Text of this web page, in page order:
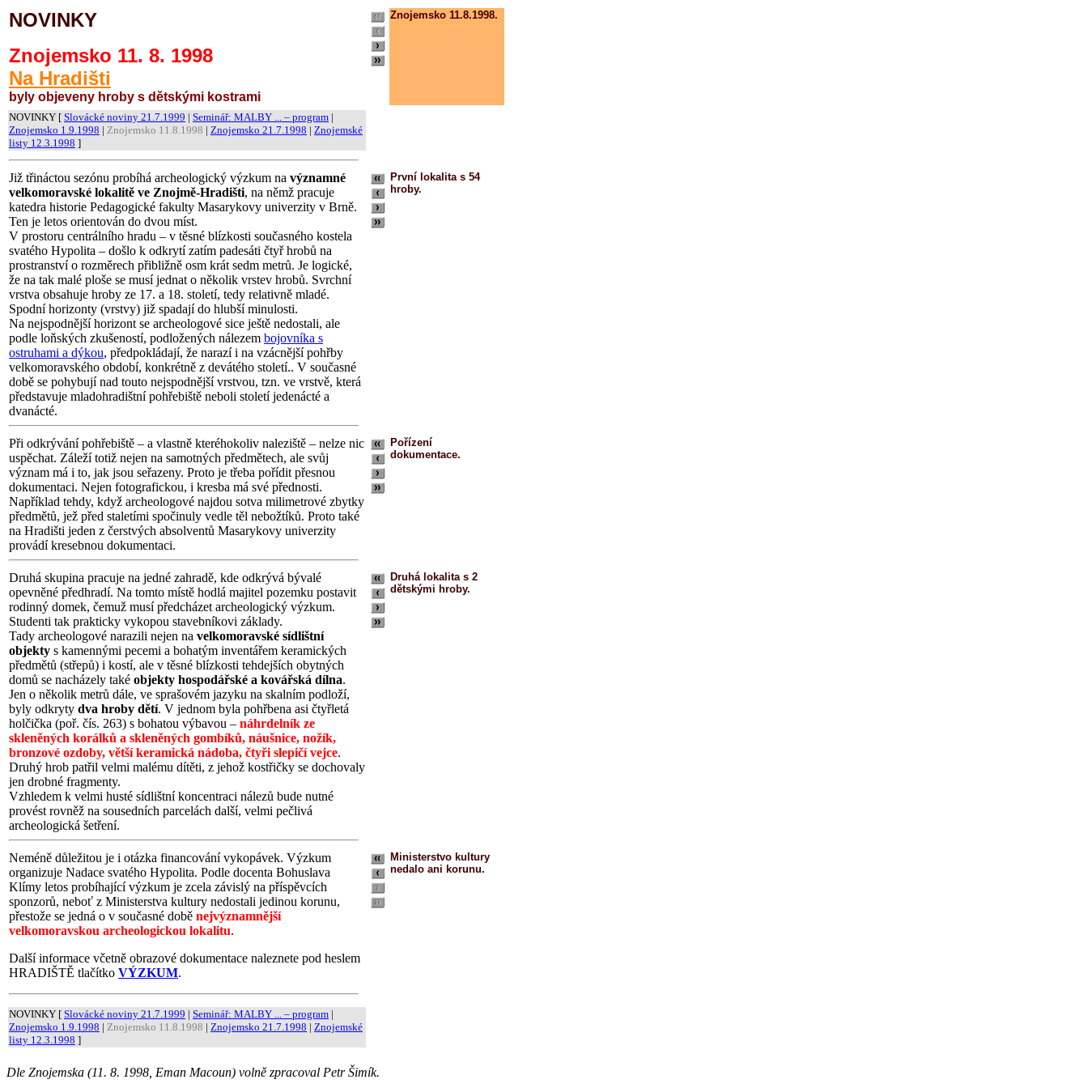
NOVINKY
Znojemsko 11. 8. 1998
Na Hradišti
byly objeveny hroby s dětskými kostrami
Znojemsko 11.8.1998.
NOVINKY [ Slovácké noviny 21.7.1999 | Seminář: MALBY ... – program |
Znojemsko 1.9.1998 | Znojemsko 11.8.1998 | Znojemsko 21.7.1998 | Znojemské
listy 12.3.1998 ]
Již třináctou sezónu probíhá archeologický výzkum na významné
velkomoravské lokalitě ve Znojmě-Hradišti, na němž pracuje
katedra historie Pedagogické fakulty Masarykovy univerzity v Brně.
Ten je letos orientován do dvou míst.
V prostoru centrálního hradu – v těsné blízkosti současného kostela
svatého Hypolita – došlo k odkrytí zatím padesáti čtyř hrobů na
prostranství o rozměrech přibližně osm krát sedm metrů. Je logické,
že na tak malé ploše se musí jednat o několik vrstev hrobů. Svrchní
vrstva obsahuje hroby ze 17. a 18. století, tedy relativně mladé.
Spodní horizonty (vrstvy) již spadají do hlubší minulosti.
Na nejspodnější horizont se archeologové sice ještě nedostali, ale
podle loňských zkušeností, podložených nálezem bojovníka s
ostruhami a dýkou, předpokládají, že narazí i na vzácnější pohřby
velkomoravského období, konkrétně z devátého století.. V současné
době se pohybují nad touto nejspodnější vrstvou, tzn. ve vrstvě, která
představuje mladohradištní pohřebiště neboli století jedenácté a
dvanácté.
První lokalitas 54
hroby.
Při odkrývání pohřebiště – a vlastně kteréhokoliv naleziště – nelze nic
uspěchat. Záleží totiž nejen na samotných předmětech, ale svůj
význam má i to, jak jsou seřazeny. Proto je třeba pořídit přesnou
dokumentaci. Nejen fotografickou, i kresba má své přednosti.
Například tehdy, když archeologové najdou sotva milimetrové zbytky
předmětů, jež před staletími spočinuly vedle těl nebožtíků. Proto také
na Hradišti jeden z čerstvých absolventů Masarykovy univerzity
provádí kresebnou dokumentaci.
Pořízení
dokumentace.
Druhá skupina pracuje na jedné zahradě, kde odkrývá bývalé
opevněné předhradí. Na tomto místě hodlá majitel pozemku postavit
rodinný domek, čemuž musí předcházet archeologický výzkum.
Studenti tak prakticky vykopou stavebníkovi základy.
Tady archeologové narazili nejen na velkomoravské sídlištní
objekty s kamennými pecemi a bohatým inventářem keramických
předmětů (střepů) i kostí, ale v těsné blízkosti tehdejších obytných
domů se nacházely také objekty hospodářské a kovářská dílna.
Jen o několik metrů dále, ve sprašovém jazyku na skalním podloží,
byly odkryty dva hroby dětí. V jednom byla pohřbena asi čtyřletá
holčička (poř. čís. 263) s bohatou výbavou – náhrdelník ze
skleněných korálků a skleněných gombíků, náušnice, nožík,
bronzové ozdoby, větší keramická nádoba, čtyři slepičí vejce.
Druhý hrob patřil velmi malému dítěti, z jehož kostřičky se dochovaly
jen drobné fragmenty.
Vzhledem k velmi husté sídlištní koncentraci nálezů bude nutné
provést rovněž na sousedních parcelách další, velmi pečlivá
archeologická šetření.
Druhá lokalitas 2
dětskými hroby.
Neméně důležitou je i otázka financování vykopávek. Výzkum
organizuje Nadace svatého Hypolita. Podle docenta Bohuslava
Klímy letos probíhající výzkum je zcela závislý na příspěvcích
sponzorů, neboť z Ministerstva kultury nedostali jedinou korunu,
přestože se jedná o v současné době nejvýznamnější
velkomoravskou archeologickou lokalitu.
Další informace včetně obrazové dokumentace naleznete pod heslem
HRADIŠTĚ tlačítko VÝZKUM.
Ministerstvo kultury
nedalo ani korunu.
NOVINKY [ Slovácké noviny 21.7.1999 | Seminář: MALBY ... – program |
Znojemsko 1.9.1998 | Znojemsko 11.8.1998 | Znojemsko 21.7.1998 | Znojemské
listy 12.3.1998 ]
Dle Znojemska (11. 8. 1998, Eman Macoun) volně zpracoval Petr Šimík.